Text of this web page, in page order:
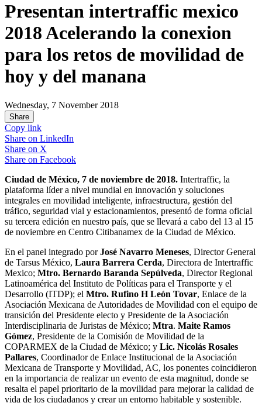
Presentan intertraffic mexico
2018 Acelerando la conexion
para los retos de movilidad de
hoy y del manana
Wednesday, 7 November 2018
Share
Copy link
Share on LinkedIn
Share on X
Share on Facebook
Ciudad de México, 7 de noviembre de 2018. Intertraffic, la
plataforma líder a nivel mundial en innovación y soluciones
integrales en movilidad inteligente, infraestructura, gestión del
tráfico, seguridad vial y estacionamientos, presentó de forma oficial
su tercera edición en nuestro país, que se llevará a cabo del 13 al 15
de noviembre en Centro Citibanamex de la Ciudad de México.
En el panel integrado porJosé Navarro Meneses, Director General
de Tarsus México, Laura Barrera Cerda, Directora de Intertraffic
Mexico; Mtro. Bernardo Baranda Sepúlveda, Director Regional
Latinoamérica del Instituto de Políticas para el Transporte y el
Desarrollo (ITDP); el Mtro. Rufino H León Tovar, Enlace de la
Asociación Mexicana de Autoridades de Movilidad con el equipo de
transición del Presidente electo y Presidente de la Asociación
Interdisciplinaria de Juristas de México; Mtra. Maite Ramos
Gómez, Presidente de la Comisión de Movilidad de la
COPARMEX de la Ciudad de México; y Lic. Nicolás Rosales
Pallares, Coordinador de Enlace Institucional de la Asociación
Mexicana de Transporte y Movilidad, AC, los ponentes coincidieron
en la importancia de realizar un evento de esta magnitud, donde se
resalta el papel prioritario de la movilidad para mejorar la calidad de
vida de los ciudadanos y crear un entorno habitable y sostenible.